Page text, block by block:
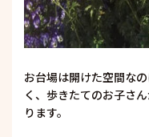
お台場は開けた空間な
く、歩きたてのお子さ
ります。